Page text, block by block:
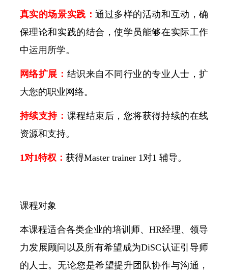
真实的场景实践：通过多样的活动和互动，确
保理论和实践的结合，使学员能够在实际工作
中运用所学。
网络扩展： 结识来自不同行业的专业人士，扩
大您的职业网络。
持续支持： 课程结束后，您将获得持续的在线
资源和支持。
1对1特权： 获得Master trainer 1对1 辅导。
课程对象
本课程适合各类企业的培训师、HR经理、领导
力发展顾问以及所有希望成为DiSC认证引导师
的人士。无论您是希望提升团队协作与沟通，